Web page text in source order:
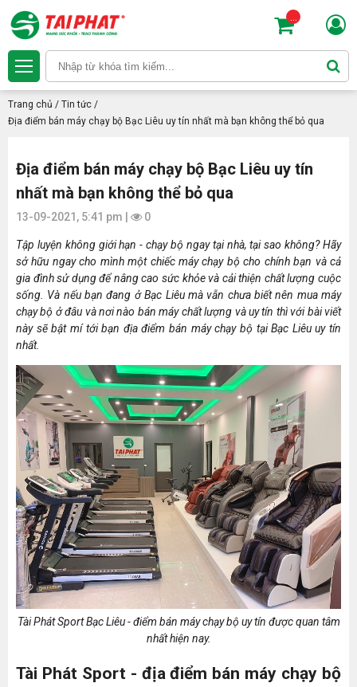
Trang chủ / Tin tức /
Địa điểm bán máy chạy bộ Bạc Liêu uy tín nhất mà bạn không thể bỏ qua
Địa điểm bán máy chạy bộ Bạc Liêu uy tín
nhất mà bạn không thể bỏ qua
13-09-2021, 5:41 pm | 0
Tập luyện không giới hạn - chạy bộ ngay tại nhà, tại sao không? Hãy
sở hữu ngay cho mình một chiếc máy chạy bộ cho chính bạn và cả
gia đình sử dụng để nâng cao sức khỏe và cải thiện chất lượng cuộc
sống. Và nếu bạn đang ở Bạc Liêu mà vẫn chưa biết nên mua máy
chạy bộ ở đâu và nơi nào bán máy chất lượng và uy tín thì với bài viết
này sẽ bật mí tới bạn địa điểm bán máy chạy bộ tại Bạc Liêu uy tín
nhất.
Tài Phát Sport Bạc Liêu - điểm bán máy chạy bộ uy tín được quan tâm
nhất hiện nay.
Tài Phát Sport - địa điểm bán máy chạy bộ